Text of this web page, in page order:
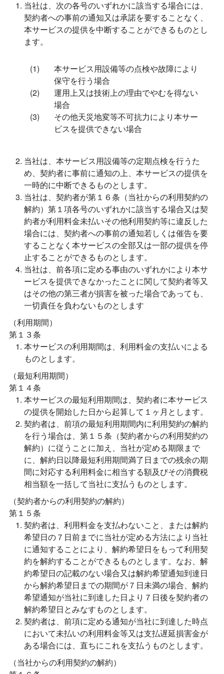
当社は、次の各号のいずれかに該当する場合には、
契約者への事前の通知又は承諾を要することなく、
本サービスの提供を中断することができるものとし
ます。
本サービス用設備等の点検や故障により
保守を行う場合
運用上又は技術上の理由でやむを得ない
場合
その他天災地変等不可抗力により本サー
ビスを提供できない場合
当社は、本サービス用設備等の定期点検を行うた
め、契約者に事前に通知の上、本サービスの提供を
一時的に中断できるものとします。
当社は、契約者が第１６条（当社からの利用契約の
解約）第１項各号のいずれかに該当する場合又は契
約者が利用料金未払いその他利用契約等に違反した
場合には、契約者への事前の通知若しくは催告を要
することなく本サービスの全部又は一部の提供を停
止することができるものとします。
当社は、前各項に定める事由のいずれかにより本サ
ービスを提供できなかったことに関して契約者等又
はその他の第三者が損害を被った場合であっても、
一切責任を負わないものとします
（利用期間）
第１３条
本サービスの利用期間は、利用料金の支払いによる
ものとします。
（最短利用期間）
第１４条
本サービスの最短利用期間は、契約者に本サービス
の提供を開始した日から起算して１ヶ月とします。
契約者は、前項の最短利用期間内に利用契約の解約
を行う場合は、第１５条（契約者からの利用契約の
解約）に従うことに加え、当社が定める期限まで
に、解約日以降最短利用期間満了日までの残余の期
間に対応する利用料金に相当する額及びその消費税
相当額を一括して当社に支払うものとします。
（契約者からの利用契約の解約）
第１５条
契約者は、利用料金を支払わないこと、または解約
希望日の７日前までに当社が定める方法により当社
に通知することにより、解約希望日をもって利用契
約を解約することができるものとします。なお、解
約希望日の記載のない場合又は解約希望通知到達日
から解約希望日までの期間が７日未満の場合、解約
希望通知が当社に到達した日より７日後を契約者の
解約希望日とみなすものとします。
契約者は、前項に定める通知が当社に到達した時点
において未払いの利用料金等又は支払遅延損害金が
ある場合には、直ちにこれを支払うものとします。
（当社からの利用契約の解約）